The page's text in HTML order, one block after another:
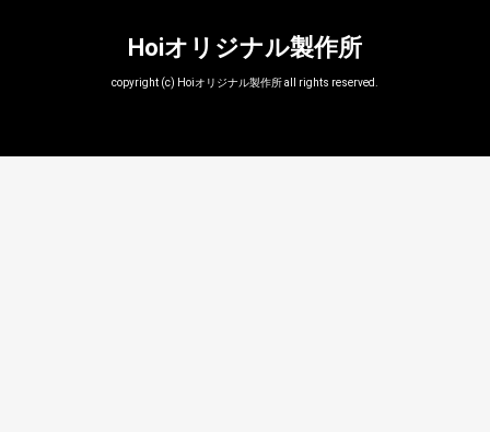
Hoiオリジナル製作所
copyright (c) Hoiオリジナル製作所 all rights reserved.